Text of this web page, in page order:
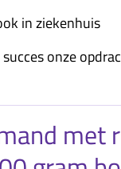
in ziekenhuis
onze
met